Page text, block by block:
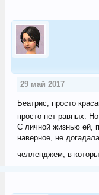
29 май 2017
Беатрис, просто
просто нет равных.
С личной жизнью ей,
наверное, не
челленджем, в